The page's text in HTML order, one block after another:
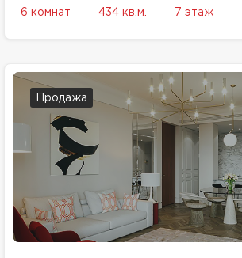
6 комнат 434 кв.м. 7 этаж
Продажа